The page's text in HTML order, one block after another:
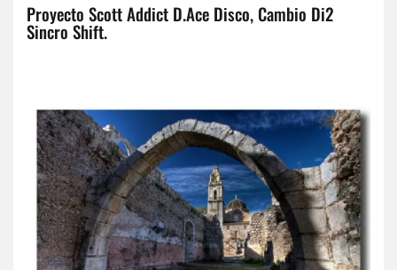
Proyecto Scott Addict D.Ace Disco, Cambio Di2
Sincro Shift.